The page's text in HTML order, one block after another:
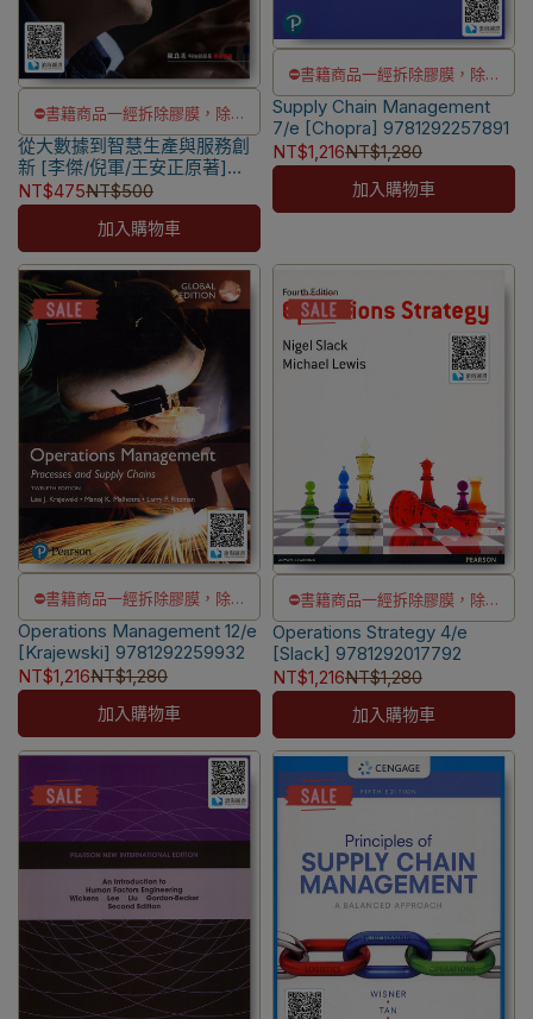
⛔書籍商品一經拆除膠膜，除非
瑕疵換書不提供退貨與退款
✅訂購數量5本以上另有優惠，請
洽LINE客服訂購
從大數據到智慧生產與服務創
新 [李傑/倪軍/王安正原著]
9789865774806
NT$475NT$500
加入購物車
⛔書籍商品一經拆除膠膜，除非
瑕疵換書不提供退貨與退款
✅訂購數量5本以上另有優惠，請
洽LINE客服訂購
Supply Chain Management
7/e [Chopra] 9781292257891
NT$1,216NT$1,280
加入購物車
⛔書籍商品一經拆除膠膜，除非
瑕疵換書不提供退貨與退款
✅訂購數量5本以上另有優惠，請
洽LINE客服訂購
Operations Management 12/e
[Krajewski] 9781292259932
NT$1,216NT$1,280
加入購物車
⛔書籍商品一經拆除膠膜，除非
瑕疵換書不提供退貨與退款
✅訂購數量5本以上另有優惠，請
洽LINE客服訂購
Operations Strategy 4/e
[Slack] 9781292017792
NT$1,216NT$1,280
加入購物車